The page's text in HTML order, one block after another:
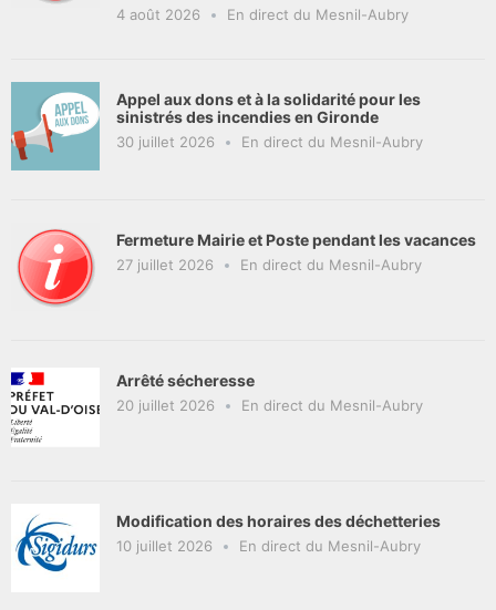
4 août 2026 En direct du Mesnil-Aubry
Appel aux dons et à la solidarité pour les
sinistrés des incendies en Gironde
30 juillet 2026 En direct du Mesnil-Aubry
Fermeture Mairie et Poste pendant les vacances
27 juillet 2026 En direct du Mesnil-Aubry
Arrêté sécheresse
20 juillet 2026 En direct du Mesnil-Aubry
Modification des horaires des déchetteries
10 juillet 2026 En direct du Mesnil-Aubry